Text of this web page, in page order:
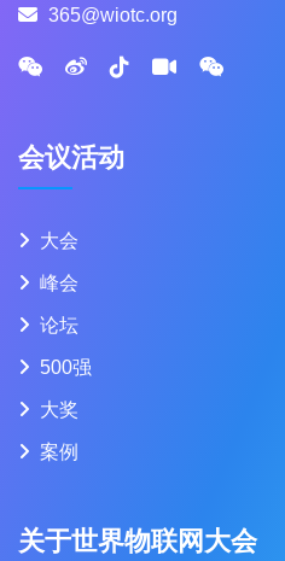
365@wiotc.org
会议活动
大会
峰会
论坛
500强
大奖
案例
关于世界物联网大会